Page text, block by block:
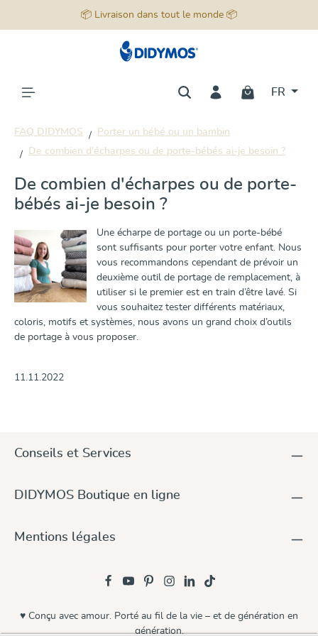
📦 Livraison dans tout le monde 📦
FR
FAQ DIDYMOS
Porter un bébé ou un bambin
De combien d'écharpes ou de porte-bébés ai-je besoin ?
De combien d'écharpes ou de porte-
bébés ai-je besoin ?
Une écharpe de portage ou un porte-bébé
sont suffisants pour porter votre enfant. Nous
vous recommandons cependant de prévoir un
deuxième outil de portage de remplacement, à
utiliser si le premier est en train d’être lavé. Si
vous souhaitez tester différents matériaux,
coloris, motifs et systèmes, nous avons un grand choix d’outils
de portage à vous proposer.
11.11.2022
Conseils et Services
DIDYMOS Boutique en ligne
Mentions légales
♥ Conçu avec amour. Porté au fil de la vie – et de génération en
génération.